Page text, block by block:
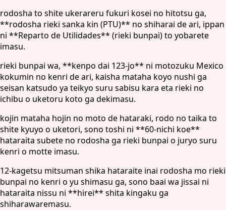
rodosha to shite ukerareru fukuri kosei no hitotsu ga,
**rodosha rieki sanka kin (PTU)** no shiharai de ari, ippan
ni **Reparto de Utilidades** (rieki bunpai) to yobarete
imasu.
rieki bunpai wa, **kenpo dai 123-jo** ni motozuku Mexico
kokumin no kenri de ari, kaisha mataha koyo nushi ga
seisan katsudo ya teikyo suru sabisu kara eta rieki no
ichibu o uketoru koto ga dekimasu.
kojin mataha hojin no moto de hataraki, rodo no taika to
shite kyuyo o uketori, sono toshi ni **60-nichi koe**
hataraita subete no rodosha ga rieki bunpai o juryo suru
kenri o motte imasu.
12-kagetsu mitsuman shika hataraite inai rodosha mo rieki
bunpai no kenri o yu shimasu ga, sono baai wa jissai ni
hataraita nissu ni **hirei** shita kingaku ga
shiharawaremasu.